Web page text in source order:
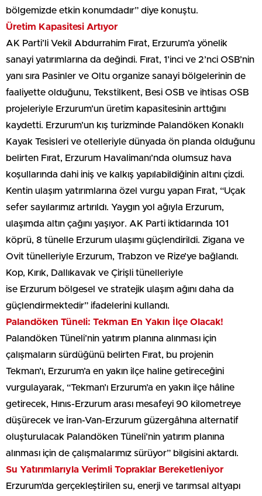
bölgemizde etkin konumdadır” diye konuştu.
Üretim Kapasitesi Artıyor
AK Parti’li Vekil Abdurrahim Fırat, Erzurum’a yönelik
sanayi yatırımlarına da değindi. Fırat, 1’inci ve 2’nci OSB’nin
yanı sıra Pasinler ve Oltu organize sanayi bölgelerinin de
faaliyette olduğunu, Tekstilkent, Besi OSB ve ihtisas OSB
projeleriyle Erzurum’un üretim kapasitesinin arttığını
kaydetti. Erzurum’un kış turizminde Palandöken Konaklı
Kayak Tesisleri ve otelleriyle dünyada ön planda olduğunu
belirten Fırat, Erzurum Havalimanı’nda olumsuz hava
koşullarında dahi iniş ve kalkış yapılabildiğinin altını çizdi.
Kentin ulaşım yatırımlarına özel vurgu yapan Fırat, “Uçak
sefer sayılarımız artırıldı. Yaygın yol ağıyla Erzurum,
ulaşımda altın çağını yaşıyor. AK Parti iktidarında 101
köprü, 8 tünelle Erzurum ulaşımı güçlendirildi. Zigana ve
Ovit tünelleriyle Erzurum, Trabzon ve Rize’ye bağlandı.
Kop, Kırık, Dallıkavak ve Çirişli tünelleriyle
ise Erzurum bölgesel ve stratejik ulaşım ağını daha da
güçlendirmektedir” ifadelerini kullandı.
Palandöken Tüneli: Tekman En Yakın İlçe Olacak!
Palandöken Tüneli’nin yatırım planına alınması için
çalışmaların sürdüğünü belirten Fırat, bu projenin
Tekman’ı, Erzurum’a en yakın ilçe haline getireceğini
vurgulayarak, “Tekman’ı Erzurum’a en yakın ilçe hâline
getirecek, Hınıs-Erzurum arası mesafeyi 90 kilometreye
düşürecek ve İran-Van-Erzurum güzergâhına alternatif
oluşturulacak Palandöken Tüneli’nin yatırım planına
alınması için de çalışmalarımız sürüyor” bilgisini aktardı.
Su Yatırımlarıyla Verimli Topraklar Bereketleniyor
Erzurum’da gerçekleştirilen su, enerji ve tarımsal altyapı